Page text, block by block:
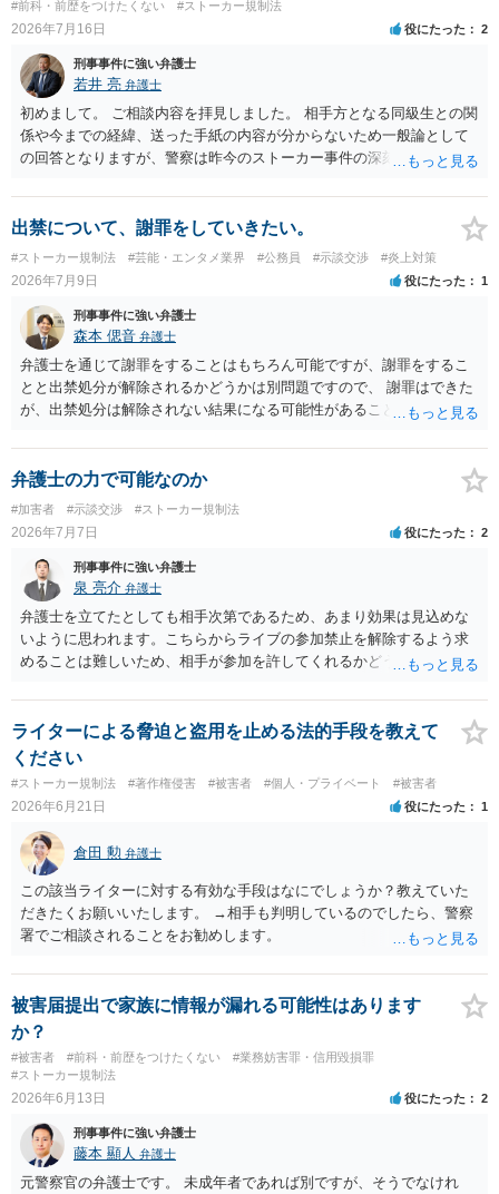
#前科・前歴をつけたくない #ストーカー規制法
2026年7月16日 役にたった 2
刑事事件に強い弁護士
若井 亮 弁護士
初めまして。 ご相談内容を拝見しました。 相手方となる同級生との関
係や今までの経緯、送った手紙の内容が分からないため一般論として
の回答となりますが、警察は昨今のストーカー事件の深刻化を踏ま
しゃるとのことですので、今後の接触は避けられたほうが良いでしょ
う。
出禁について、謝罪をしていきたい。
#ストーカー規制法 #芸能・エンタメ業界 #公務員 #示談交渉 #炎上対策
2026年7月9日 役にたった 1
刑事事件に強い弁護士
森本 偲音 弁護士
弁護士を通じて謝罪をすることはもちろん可能ですが、謝罪をするこ
とと出禁処分が解除されるかどうかは別問題ですので、 謝罪はできた
が、出禁処分は解除されない結果になる可能性があることを踏まえた
弁護士の力で可能なのか
#加害者 #示談交渉 #ストーカー規制法
2026年7月7日 役にたった 2
刑事事件に強い弁護士
泉 亮介 弁護士
弁護士を立てたとしても相手次第であるため、あまり効果は見込めな
いように思われます。こちらからライブの参加禁止を解除するよう求
めることは難しいため、相手が参加を許してくれるかどうかになって
ライターによる脅迫と盗用を止める法的手段を教えて
ください
#ストーカー規制法 #著作権侵害 #被害者 #個人・プライベート #被害者
2026年6月21日 役にたった 1
倉田 勲 弁護士
この該当ライターに対する有効な手段はなにでしょうか？教えていた
だきたくお願いいたします。 →相手も判明しているのでしたら、警察
署でご相談されることをお勧めします。
被害届提出で家族に情報が漏れる可能性はあります
か？
#被害者 #前科・前歴をつけたくない
#業務妨害罪・信用毀損罪
#ストーカー規制法
2026年6月13日 役にたった 2
刑事事件に強い弁護士
藤本 顯人 弁護士
元警察官の弁護士です。 未成年者であれば別ですが、そうでなけれ